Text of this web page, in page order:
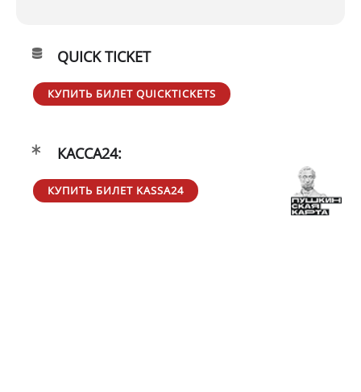
QUICK TICKET
КУПИТЬ БИЛЕТ QUICKTICKETS
КАССА24:
КУПИТЬ БИЛЕТ KASSA24